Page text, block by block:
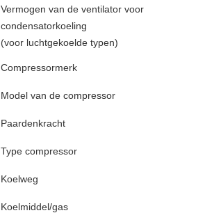
Vermogen van de ventilator voor
condensatorkoeling
(voor luchtgekoelde typen)
Compressormerk
Model van de compressor
Paardenkracht
Type compressor
Koelweg
Koelmiddel/gas